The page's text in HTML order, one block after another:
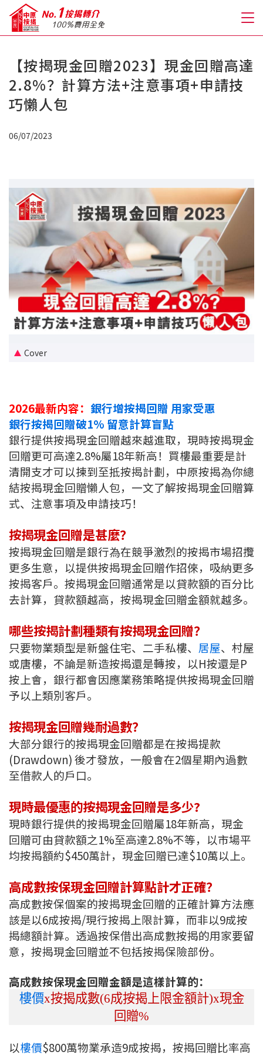
關於我們
格到至抵按揭
人才房貸・開戶優惠
免費開戶轉介服務
私人貸款
新盤優越按揭優惠
中原按揭標籤優惠
轉按計算
置業預算
供款年期計算
工商舖按揭計算
印花稅計算
免費物業估價
下載中心
按揭全面睇
新聞/研究
公司動態
統計數據庫
按揭快趣智識
按揭智庫
樓按專欄
按揭百科
實時銀行資訊
裝修·保險優惠
免費裝修轉介服務
裝修設計專欄
火險、家居、寵物保險
【按揭現金回贈2023】現金回贈高達
2.8%？計算方法+注意事項+申請技
巧懶人包
06/07/2023
Cover
2026最新内容： 銀行增按揭回贈 用家受惠
銀行按揭回贈破1% 留意計算盲點
銀行提供按揭現金回贈越來越進取，現時按揭現金
回贈更可高達2.8%屬18年新高！買樓最重要是計
清開支才可以揀到至抵按揭計劃，中原按揭為你總
結按揭現金回贈懶人包，一文了解按揭現金回贈算
式、注意事項及申請技巧！
按揭現金回贈是甚麼？
按揭現金回贈是銀行為在競爭激烈的按揭市場招攬
更多生意，以提供按揭現金回贈作招倈，吸納更多
按揭客戶。按揭現金回贈通常是以貸款額的百分比
去計算，貸款額越高，按揭現金回贈金額就越多。
哪些按揭計劃種類有按揭現金回贈？
只要物業類型是新盤住宅、二手私樓、 居屋、村屋
或唐樓，不論是新造按揭還是轉按，以H按還是P
按上會，銀行都會因應業務策略提供按揭現金回贈
予以上類別客戶。
按揭現金回贈幾耐過數？
大部分銀行的按揭現金回贈都是在按揭提款
(Drawdown) 後才發放，一般會在2個星期內過數
至借款人的戶口。
現時最優惠的按揭現金回贈是多少?
現時銀行提供的按揭現金回贈屬18年新高，現金
回贈可由貸款額之1%至高達2.8%不等，以市場平
均按揭額約$450萬計，現金回贈已達$10萬以上。
高成數按保現金回贈計算點計才正確？
高成數按保個案的按揭現金回贈的正確計算方法應
該是以6成按揭/現行按揭上限計算，而非以9成按
揭總額計算。透過按保借出高成數按揭的用家要留
意，按揭現金回贈並不包括按揭保險部份。
高成數按保現金回贈金額是這樣計算的：
樓價x按揭成數(6成按揭上限金額計)x現金
回贈%
以樓價$800萬物業承造9成按揭，按揭回贈比率高